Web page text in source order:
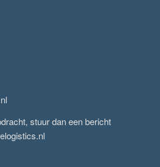
stuur dan een bericht